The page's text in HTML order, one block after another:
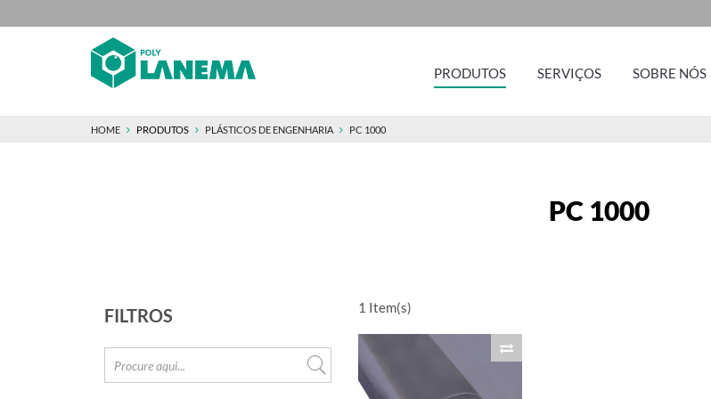
PRODUTOS SERVIÇOS SOBRE NÓS
HOME PRODUTOS PLÁSTICOS DE ENGENHARIA PC 1000
PC 1000
FILTROS 1 Item(s)